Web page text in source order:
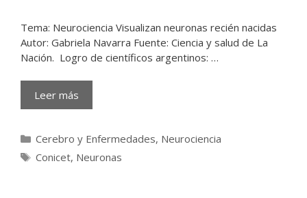
Tema: Neurociencia Visualizan neuronas recién nacidas
Autor: Gabriela Navarra Fuente: Ciencia y salud de La
Nación. Logro de científicos argentinos: …
Leer más
Categorías
Cerebro y Enfermedades, Neurociencia
Etiquetas
Conicet, Neuronas